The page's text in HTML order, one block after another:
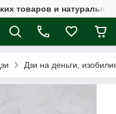
товаров и
Дзи на деньги,